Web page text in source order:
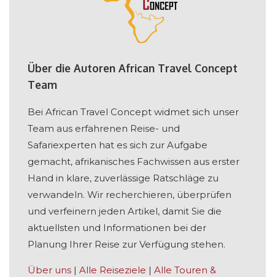
Über die Autoren African Travel Concept
Team
Bei African Travel Concept widmet sich unser
Team aus erfahrenen Reise- und
Safariexperten hat es sich zur Aufgabe
gemacht, afrikanisches Fachwissen aus erster
Hand in klare, zuverlässige Ratschläge zu
verwandeln. Wir recherchieren, überprüfen
und verfeinern jeden Artikel, damit Sie die
aktuellsten und Informationen bei der
Planung Ihrer Reise zur Verfügung stehen.
Über uns | Alle Reiseziele | Alle Touren &